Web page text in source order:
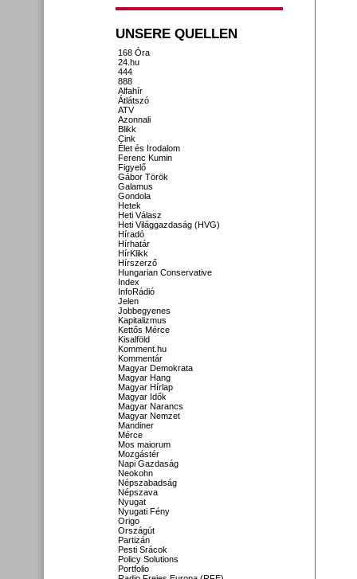
UNSERE QUELLEN
168 Óra
24.hu
444
888
Alfahír
Átlátszó
ATV
Azonnali
Blikk
Cink
Élet és Irodalom
Ferenc Kumin
Figyelő
Gábor Török
Galamus
Gondola
Hetek
Heti Válasz
Heti Világgazdaság (HVG)
Híradó
Hírhatár
HírKlikk
Hírszerző
Hungarian Conservative
Index
InfoRádió
Jelen
Jobbegyenes
Kapitalizmus
Kettős Mérce
Kisalföld
Komment.hu
Kommentár
Magyar Demokrata
Magyar Hang
Magyar Hírlap
Magyar Idők
Magyar Narancs
Magyar Nemzet
Mandiner
Mérce
Mos maiorum
Mozgástér
Napi Gazdaság
Neokohn
Népszabadság
Népszava
Nyugat
Nyugati Fény
Origo
Országút
Partizán
Pesti Srácok
Policy Solutions
Portfolio